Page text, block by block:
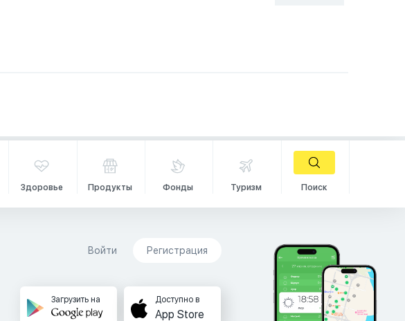
Здоровье Продукты Фонды Туризм Поиск
Войти Регистрация
Загрузить на Доступно в
App Store